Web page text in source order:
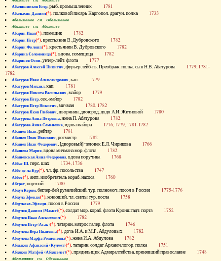
Абалишников Егор, рыб. промышленник 1781
Абалыхин Даниил(*), полковой писарь Каргопол. драгун. полка 1733
Абальянинов см. Обольянинов
Абаляшев см. Аболешев
Абарин Иван(*), помещик 1782
Абарин Петр(*), крестьянин В. Дубровского 1782
Абарин Филипп(*), крестьянин В. Дубровского 1782
Абарина Соломонида(*), вдова, помещица 1782
Абаринов Осип, унтер-лейт. флота 1777
Абатуров Алексей Никитич, фурьер лейб-гв. Преображ. полка, сын Н.В. Абатурова 1779, 1781-
1782
Абатуров Иван Александрович, кап. 1779
Абатуров Михаил, кап. 1781
Абатуров Никита Васильевич, майор 1779
Абатуров Петр, сек.-майор 1782
Абатуров Петр Никитич, мичман 1780, 1782
Абатуров Яков Глебович, дворянин, двоюрод. дядя А.И. Житновой 1780
Абатурова Анна Петровна, жена П. Абатурова 1782
Абатурова Анна Семеновна, вдова майора 1776, 1779, 1781-1782
Абашев Иван, рейтар 1781
Абашев Иван Иванович, ротмистр 1782
Абашев Иван Федорович, [дворовый] человек Е.Л. Чирикова 1766
Абашева Мария, вдова мичмана мор. флота 1782
Абашевская Анна Федоровна, вдова поручика 1768
Аббас III, перс. шах 1734, 1736
Аббе де ла Кур(*), чл. фр. посольства 1747
Аббот(*), англ. изобретатель кораб. насоса 1760
Абграт, портной 1780
Абдул Керим, беглер-бей румелийский, тур. полномоч. посол в России 1775-1776
Абдула Эфенди(*), конюший, чл. свиты тур. посла 1758
Абдуласах-Эфенди, посол в России 1779
Абдулов Даниил (Мамет)(*), солдат мор. кораб. флота Кронштадт. порта 1752
Абдулов Иван Алексеевич(*) 1782
Абдулов Петр (Асак)(*), татарин, матрос галер. флота 1746
Абдулова Вера Ивановна(*), дочь И.А. и М.Р. Абдуловых 1782
Абдулова Марфа Родионовна(*), жена И.А. Абдулова 1782
Абдыков Афанасий (Кулмет)(*), татарин, солдат Архангелогор. полка 1751
Абдяков Матфей (Абдяселет)(*), прядильщик Адмиралтейства, принявший православие 1748
Абезьянинов см. Обезьянинов